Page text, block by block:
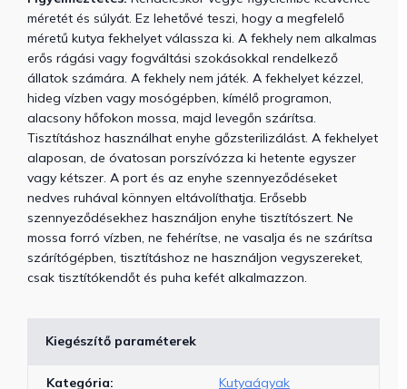
méretét és súlyát. Ez lehetővé teszi, hogy a megfelelő
méretű kutya fekhelyet válassza ki. A fekhely nem alkalmas
erős rágási vagy fogváltási szokásokkal rendelkező
állatok számára. A fekhely nem játék. A fekhelyet kézzel,
hideg vízben vagy mosógépben, kímélő programon,
alacsony hőfokon mossa, majd levegőn szárítsa.
Tisztításhoz használhat enyhe gőzsterilizálást. A fekhelyet
alaposan, de óvatosan porszívózza ki hetente egyszer
vagy kétszer. A port és az enyhe szennyeződéseket
nedves ruhával könnyen eltávolíthatja. Erősebb
szennyeződésekhez használjon enyhe tisztítószert. Ne
mossa forró vízben, ne fehérítse, ne vasalja és ne szárítsa
szárítógépben, tisztításhoz ne használjon vegyszereket,
csak tisztítókendőt és puha kefét alkalmazzon.
Kiegészítő paraméterek
Kategória: Kutyaágyak